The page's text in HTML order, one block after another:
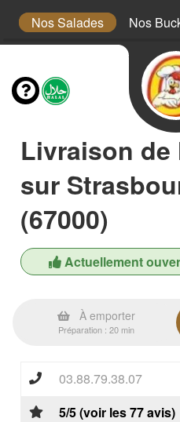
Nos Salades Nos
Livraison de
sur
(67000)
Actuellement
À emporter
Préparation : 20 min
03.88.79.38.07
5/5 (voir les 77 avis)